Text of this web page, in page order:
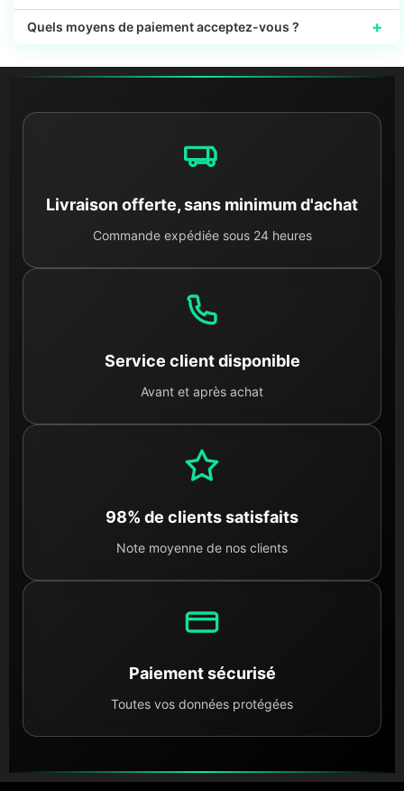
Quels moyens de paiement acceptez-vous ? +
Livraison offerte, sans minimum d'achat
Commande expédiée sous 24 heures
Service client disponible
Avant et après achat
98% de clients satisfaits
Note moyenne de nos clients
Paiement sécurisé
Toutes vos données protégées